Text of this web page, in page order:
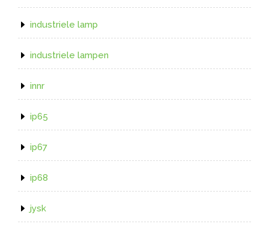
industriele lamp
industriele lampen
innr
ip65
ip67
ip68
jysk